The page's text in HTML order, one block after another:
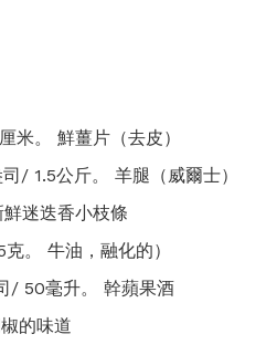
米。 鮮薑片（去皮）
/ 1.5公斤。 羊腿（威爾士）
迷迭香小枝條
。 牛油，融化的）
/ 50毫升。 幹蘋果酒
的味道